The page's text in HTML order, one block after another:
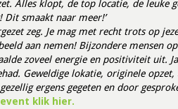
Alles klopt, de top locatie, de
smaakt naar meer!’
zeg. Je mag met recht trots op
aan nemen! Bijzondere mensen
zoveel energie en positiviteit uit.
Geweldige lokatie, originele
ergens gegeten en door
klik hier.